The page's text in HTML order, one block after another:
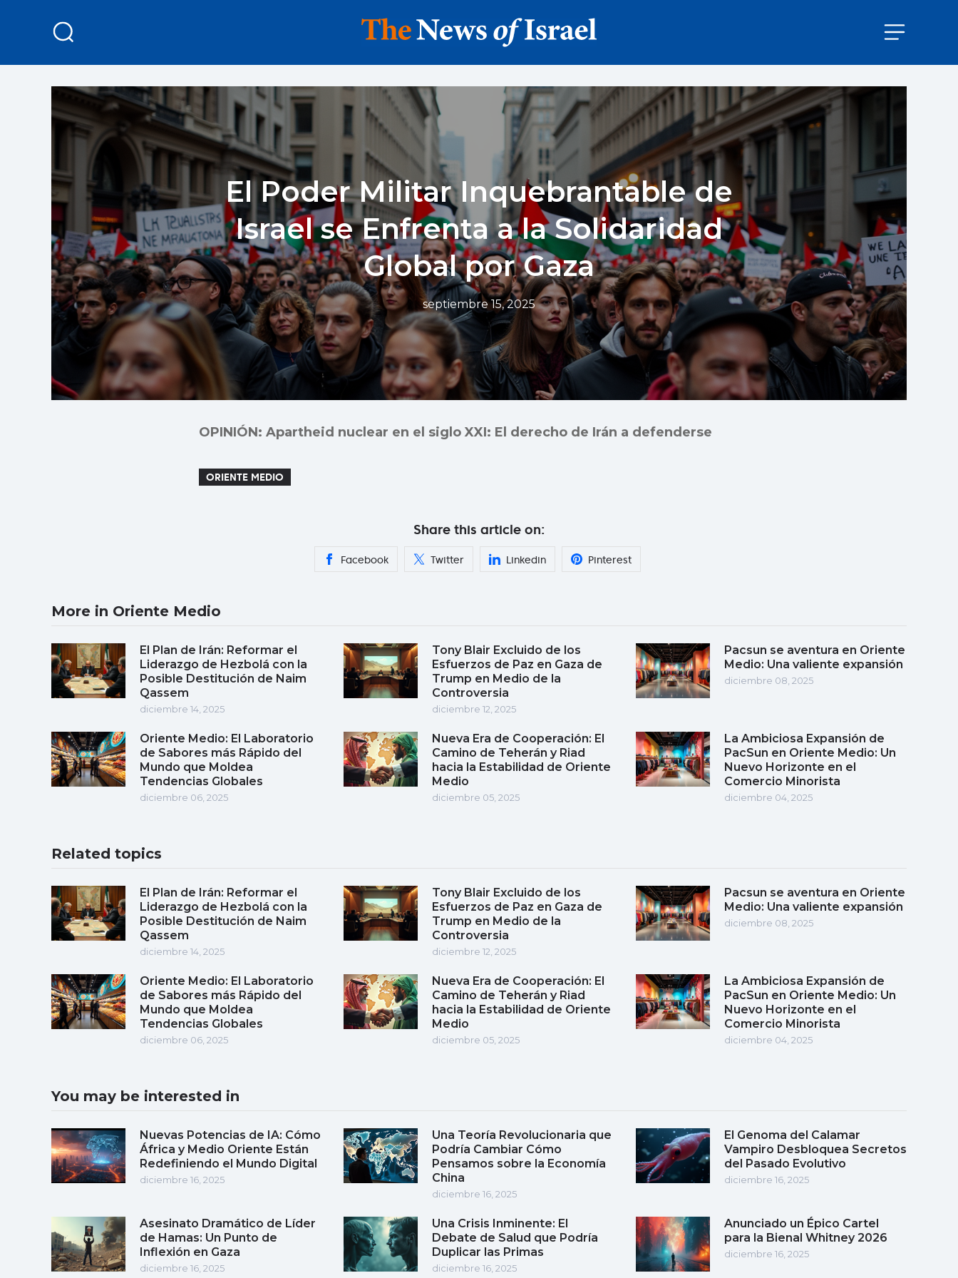
El Poder Militar Inquebrantable de
Israel se Enfrenta a la Solidaridad
Global por Gaza
septiembre 15, 2025
OPINIÓN: Apartheid nuclear en el siglo XXI: El derecho de Irán a defenderse
ORIENTE MEDIO
Share this article on:
Facebook Twitter Linkedin Pinterest
More in Oriente Medio
El Plan de Irán: Reformar el
Liderazgo de Hezbolá con la
Posible Destitución de Naim
Qassem
diciembre 14, 2025
Tony Blair Excluido de los
Esfuerzos de Paz en Gaza de
Trump en Medio de la
Controversia
diciembre 12, 2025
Pacsun se aventura en Oriente
Medio: Una valiente expansión
diciembre 08, 2025
Oriente Medio: El Laboratorio
de Sabores más Rápido del
Mundo que Moldea
Tendencias Globales
diciembre 06, 2025
Nueva Era de Cooperación: El
Camino de Teherán y Riad
hacia la Estabilidad de Oriente
Medio
diciembre 05, 2025
La Ambiciosa Expansión de
PacSun en Oriente Medio: Un
Nuevo Horizonte en el
Comercio Minorista
diciembre 04, 2025
Related topics
El Plan de Irán: Reformar el
Liderazgo de Hezbolá con la
Posible Destitución de Naim
Qassem
diciembre 14, 2025
Tony Blair Excluido de los
Esfuerzos de Paz en Gaza de
Trump en Medio de la
Controversia
diciembre 12, 2025
Pacsun se aventura en Oriente
Medio: Una valiente expansión
diciembre 08, 2025
Oriente Medio: El Laboratorio
de Sabores más Rápido del
Mundo que Moldea
Tendencias Globales
diciembre 06, 2025
Nueva Era de Cooperación: El
Camino de Teherán y Riad
hacia la Estabilidad de Oriente
Medio
diciembre 05, 2025
La Ambiciosa Expansión de
PacSun en Oriente Medio: Un
Nuevo Horizonte en el
Comercio Minorista
diciembre 04, 2025
You may be interested in
Nuevas Potencias de IA: Cómo
África y Medio Oriente Están
Redefiniendo el Mundo Digital
diciembre 16, 2025
Una Teoría Revolucionaria que
Podría Cambiar Cómo
Pensamos sobre la Economía
China
diciembre 16, 2025
El Genoma del Calamar
Vampiro Desbloquea Secretos
del Pasado Evolutivo
diciembre 16, 2025
Asesinato Dramático de Líder
de Hamas: Un Punto de
Inflexión en Gaza
diciembre 16, 2025
Una Crisis Inminente: El
Debate de Salud que Podría
Duplicar las Primas
diciembre 16, 2025
Anunciado un Épico Cartel
para la Bienal Whitney 2026
diciembre 16, 2025